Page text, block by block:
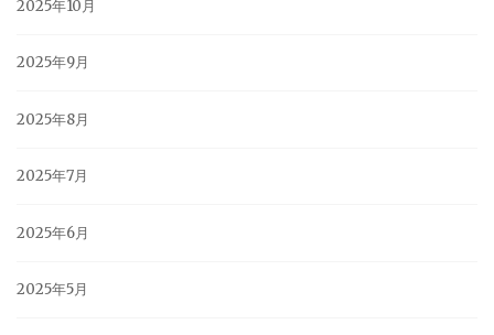
2025年10月
2025年9月
2025年8月
2025年7月
2025年6月
2025年5月